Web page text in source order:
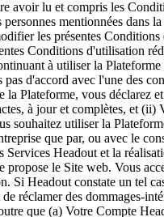
avoir lu et compris les
mentionnées dans
les présentes
Conditions d'utilisation
à utiliser la
pas d'accord avec l'une des
Plateforme, vous déclarez
à jour et complètes, et (ii)
souhaitez utiliser la
que par, ou avec le
Headout et la
propose le Site web. Vous
Si Headout constate un tel
réclamer des dommages-
que (a) Votre Compte